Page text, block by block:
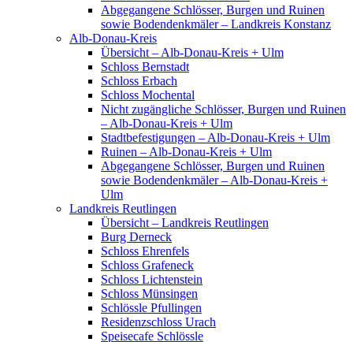
Abgegangene Schlösser, Burgen und Ruinen
sowie Bodendenkmäler – Landkreis Konstanz
Alb-Donau-Kreis
Übersicht – Alb-Donau-Kreis + Ulm
Schloss Bernstadt
Schloss Erbach
Schloss Mochental
Nicht zugängliche Schlösser, Burgen und Ruinen
– Alb-Donau-Kreis + Ulm
Stadtbefestigungen – Alb-Donau-Kreis + Ulm
Ruinen – Alb-Donau-Kreis + Ulm
Abgegangene Schlösser, Burgen und Ruinen
sowie Bodendenkmäler – Alb-Donau-Kreis +
Ulm
Landkreis Reutlingen
Übersicht – Landkreis Reutlingen
Burg Derneck
Schloss Ehrenfels
Schloss Grafeneck
Schloss Lichtenstein
Schloss Münsingen
Schlössle Pfullingen
Residenzschloss Urach
Speisecafe Schlössle